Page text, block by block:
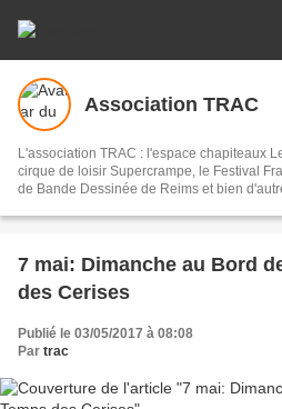
Association TRAC
L'association TRAC : l'espace chapiteaux Le Temps des Cerises, l'école de
cirque de loisir Supercrampe, le Festival
de Bande Dessinée de Reims et bien
7 mai: Dimanche au Bord
des Cerises
Publié le 03/05/2017 à 08:08
Par trac